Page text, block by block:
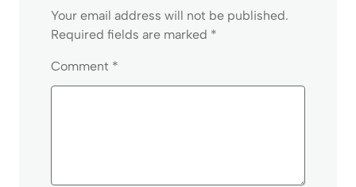
Your email address will not be published.
Required fields are marked *
Comment *